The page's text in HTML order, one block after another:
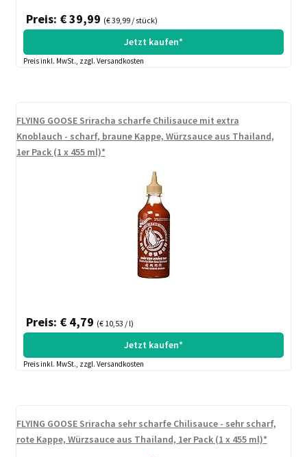
Preis: € 39,99 (€ 39,99 / stück)
Jetzt kaufen*
Preis inkl. MwSt., zzgl. Versandkosten
FLYING GOOSE Sriracha scharfe Chilisauce mit extra
Knoblauch - scharf, braune Kappe, Würzsauce aus Thailand,
1er Pack (1 x 455 ml)*
Preis: € 4,79 (€ 10,53 / l)
Jetzt kaufen*
Preis inkl. MwSt., zzgl. Versandkosten
FLYING GOOSE Sriracha sehr scharfe Chilisauce - sehr scharf,
rote Kappe, Würzsauce aus Thailand, 1er Pack (1 x 455 ml)*